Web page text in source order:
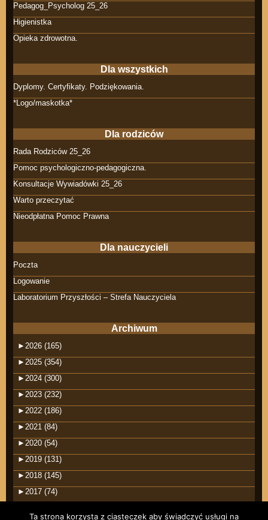
Pedagog_Psycholog 25_26
Higienistka
Opieka zdrowotna.
Dla wszystkich
Dyplomy. Certyfikaty. Podziękowania.
*Logo/maskotka*
Dla rodziców
Rada Rodziców 25_26
Pomoc psychologiczno-pedagogiczna.
Konsultacje Wywiadówki 25_26
Warto przeczytać
Nieodpłatna Pomoc Prawna
Dla nauczycieli
Poczta
Logowanie
Laboratorium Przyszłości – Strefa Nauczyciela
Archiwum
► 2026 (165)
► 2025 (354)
► 2024 (300)
► 2023 (232)
► 2022 (186)
► 2021 (84)
► 2020 (54)
► 2019 (131)
► 2018 (145)
► 2017 (74)
Ta strona korzysta z ciasteczek aby świadczyć usługi na